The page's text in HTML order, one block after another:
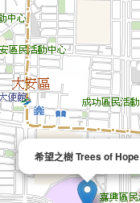
希望之樹 Trees of Hope